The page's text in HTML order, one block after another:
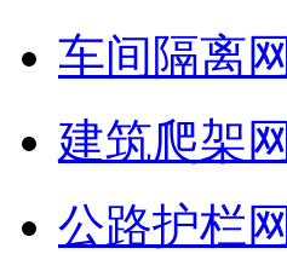
车间隔离网
建筑爬架网
公路护栏网